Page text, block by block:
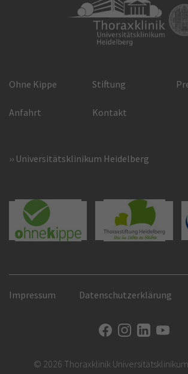
Ohne Kippe Stiftung
Anfahrt Kontakt
Universitätsklinikum Heidelberg
Impressum Datenschutzerklärung
© 2026 Thoraxklinik